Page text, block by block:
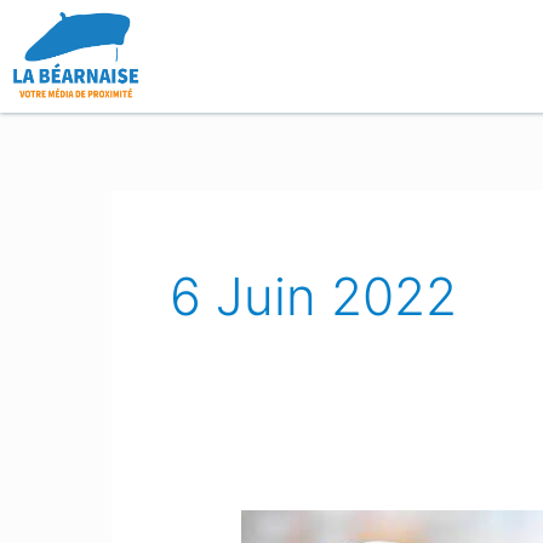
contenu
6 Juin 2022